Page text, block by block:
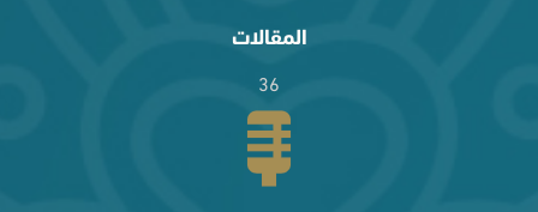
المقالات
36